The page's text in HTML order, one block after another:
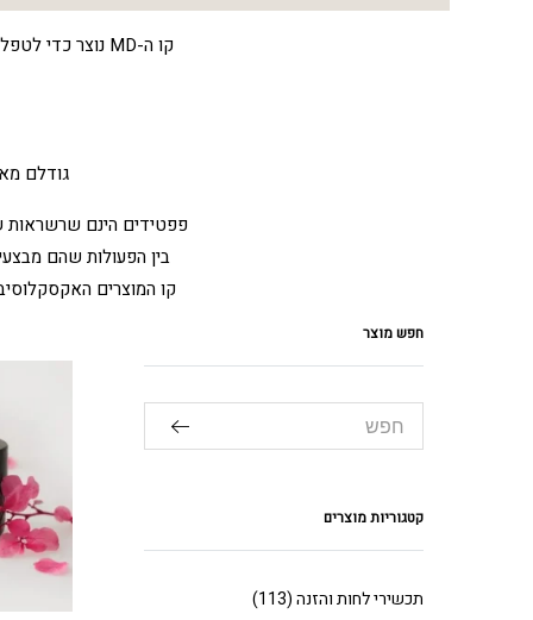
קו ה-MD נוצר כדי לטפל בבעיות עור ספציפיות ומשולבים בו הפיתוחים והטכנולוגיות האחרונים בתחום הקוסמטיקה המקצועית.
גודלם
פפטידים הינם שרשראות
בין הפעולות שהם
קו המוצרים
חפש מוצר
קטגוריות מוצרים
תכשירי לחות והזנה(113)